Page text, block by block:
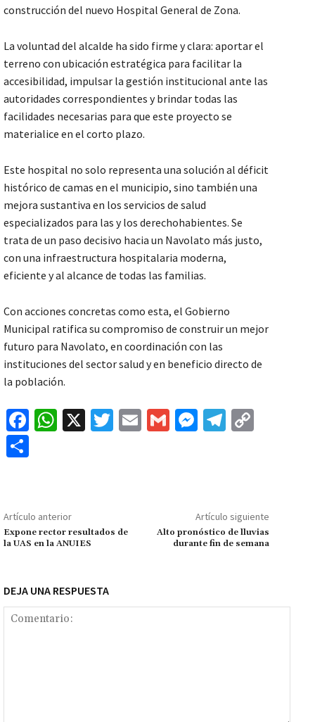
construcción del nuevo Hospital General de Zona.
La voluntad del alcalde ha sido firme y clara: aportar el
terreno con ubicación estratégica para facilitar la
accesibilidad, impulsar la gestión institucional ante las
autoridades correspondientes y brindar todas las
facilidades necesarias para que este proyecto se
materialice en el corto plazo.
Este hospital no solo representa una solución al déficit
histórico de camas en el municipio, sino también una
mejora sustantiva en los servicios de salud
especializados para las y los derechohabientes. Se
trata de un paso decisivo hacia un Navolato más justo,
con una infraestructura hospitalaria moderna,
eficiente y al alcance de todas las familias.
Con acciones concretas como esta, el Gobierno
Municipal ratifica su compromiso de construir un mejor
futuro para Navolato, en coordinación con las
instituciones del sector salud y en beneficio directo de
la población.
Fa
o
k
W
p
p
X
T
E
G
M
ge
r
Te
m Li
n
k
p
ar
Artículo anterior
Expone rector resultados de
la UAS en la ANUIES
Artículo siguiente
Alto pronóstico de lluvias
durante fin de semana
DEJA UNA RESPUESTA